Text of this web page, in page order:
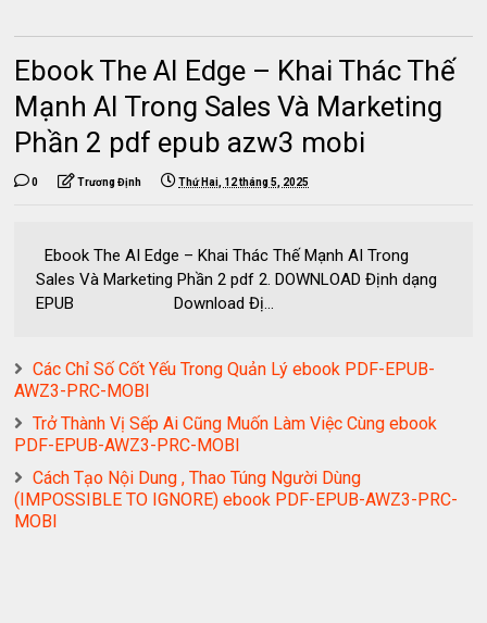
Ebook The AI Edge – Khai Thác Thế
Mạnh AI Trong Sales Và Marketing
Phần 2 pdf epub azw3 mobi
0 Trương Định Thứ Hai, 12 tháng 5, 2025
Ebook The AI Edge – Khai Thác Thế Mạnh AI Trong
Sales Và Marketing Phần 2 pdf 2. DOWNLOAD Định dạng
EPUB Download Đị...
Các Chỉ Số Cốt Yếu Trong Quản Lý ebook PDF-EPUB-
AWZ3-PRC-MOBI
Trở Thành Vị Sếp Ai Cũng Muốn Làm Việc Cùng ebook
PDF-EPUB-AWZ3-PRC-MOBI
Cách Tạo Nội Dung , Thao Túng Người Dùng
(IMPOSSIBLE TO IGNORE) ebook PDF-EPUB-AWZ3-PRC-
MOBI